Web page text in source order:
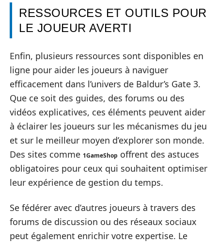
RESSOURCES ET OUTILS POUR
LE JOUEUR AVERTI
Enfin, plusieurs ressources sont disponibles en
ligne pour aider les joueurs à naviguer
efficacement dans l’univers de Baldur’s Gate 3.
Que ce soit des guides, des forums ou des
vidéos explicatives, ces éléments peuvent aider
à éclairer les joueurs sur les mécanismes du jeu
et sur le meilleur moyen d’explorer son monde.
Des sites comme 1GameShop offrent des astuces
obligatoires pour ceux qui souhaitent optimiser
leur expérience de gestion du temps.
Se fédérer avec d’autres joueurs à travers des
forums de discussion ou des réseaux sociaux
peut également enrichir votre expertise. Le